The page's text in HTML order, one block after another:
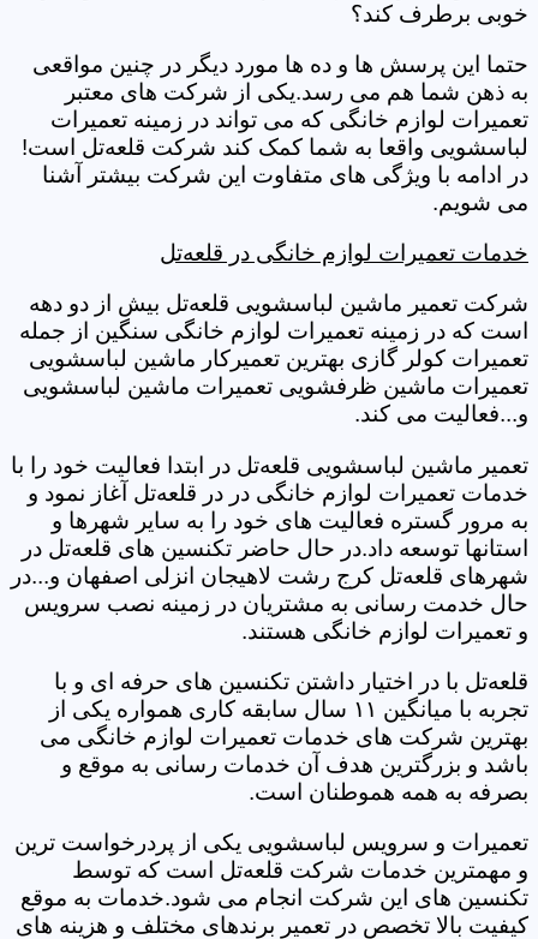
خوبی برطرف کند؟
حتما این پرسش ها و ده ها مورد دیگر در چنین مواقعی
به ذهن شما هم می رسد.یکی از شرکت های معتبر
تعمیرات لوازم خانگی که می تواند در زمینه تعمیرات
لباسشویی واقعا به شما کمک کند شرکت قلعه‌تل است!
در ادامه با ویژگی های متفاوت این شرکت بیشتر آشنا
می شویم.
خدمات تعمیرات لوازم خانگی در قلعه‌تل
شرکت تعمیر ماشین لباسشویی قلعه‌تل بیش از دو دهه
است که در زمینه تعمیرات لوازم خانگی سنگین از جمله
تعمیرات کولر گازی بهترین تعمیرکار ماشین لباسشویی
تعمیرات ماشین ظرفشویی تعمیرات ماشین لباسشویی
و...فعالیت می کند.
تعمیر ماشین لباسشویی قلعه‌تل در ابتدا فعالیت خود را با
خدمات تعمیرات لوازم خانگی در در قلعه‌تل آغاز نمود و
به مرور گستره فعالیت های خود را به سایر شهرها و
استانها توسعه داد.در حال حاضر تکنسین های قلعه‌تل در
شهرهای قلعه‌تل کرج رشت لاهیجان انزلی اصفهان و...در
حال خدمت رسانی به مشتریان در زمینه نصب سرویس
و تعمیرات لوازم خانگی هستند.
قلعه‌تل با در اختیار داشتن تکنسین های حرفه ای و با
تجربه با میانگین ۱۱ سال سابقه کاری همواره یکی از
بهترین شرکت های خدمات تعمیرات لوازم خانگی می
باشد و بزرگترین هدف آن خدمات رسانی به موقع و
بصرفه به همه هموطنان است.
تعمیرات و سرویس لباسشویی یکی از پردرخواست ترین
و مهمترین خدمات شرکت قلعه‌تل است که توسط
تکنسین های این شرکت انجام می شود.خدمات به موقع
کیفیت بالا تخصص در تعمیر برندهای مختلف و هزینه های